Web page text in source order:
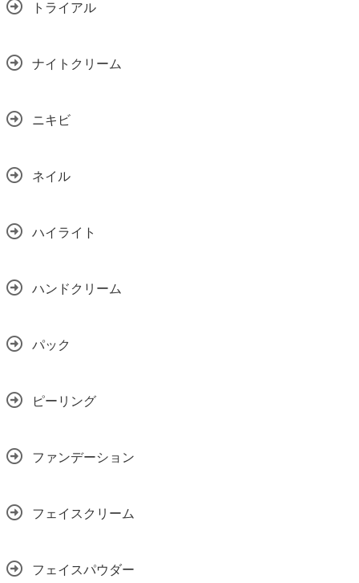
トライアル
ナイトクリーム
ニキビ
ネイル
ハイライト
ハンドクリーム
パック
ピーリング
ファンデーション
フェイスクリーム
フェイスパウダー